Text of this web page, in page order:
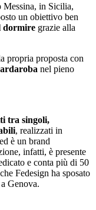
Messina, in Sicilia,
un obiettivo ben
dormire grazie alla
propria proposta con
nel pieno
tra singoli,
, realizzati in
è un brand
infatti, è presente
e conta più di 50
Fedesign ha sposato
Genova.